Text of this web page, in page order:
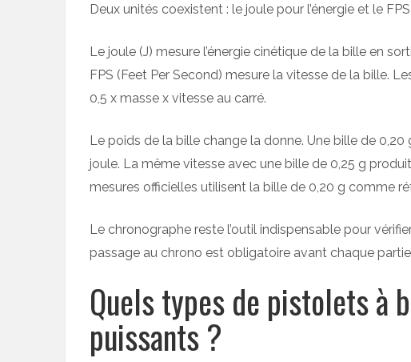
Deux unités coexistent : le joule pour l’énergie et le
Le joule (J) mesure l’énergie cinétique de la bille en
FPS (Feet Per Second) mesure la vitesse de la bille.
0,5 x masse x vitesse au carré.
Le poids de la bille change la donne. Une bille de
joule. La même vitesse avec une bille de 0,25 g
mesures officielles utilisent la bille de 0,20 g comme
Le chronographe reste l’outil indispensable pour
passage au chrono est obligatoire avant chaque
Quels types de pistolets à
puissants ?